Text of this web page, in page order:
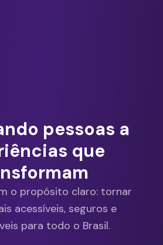
pessoas a
que
o propósito claro: tornar
acessíveis, seguros e
para todo o Brasil.